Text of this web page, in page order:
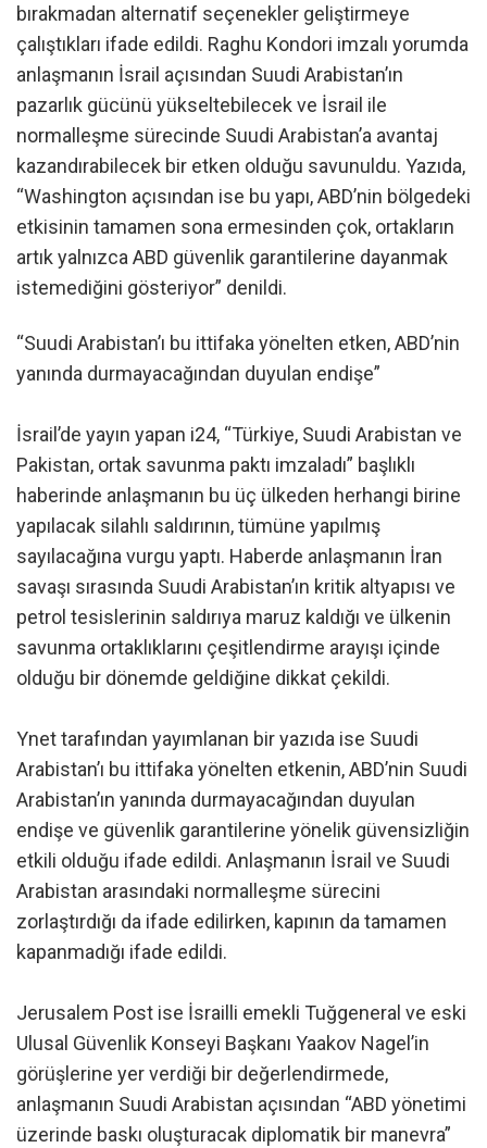
bırakmadan alternatif seçenekler geliştirmeye
çalıştıkları ifade edildi. Raghu Kondori imzalı yorumda
anlaşmanın İsrail açısından Suudi Arabistan’ın
pazarlık gücünü yükseltebilecek ve İsrail ile
normalleşme sürecinde Suudi Arabistan’a avantaj
kazandırabilecek bir etken olduğu savunuldu. Yazıda,
“Washington açısından ise bu yapı, ABD’nin bölgedeki
etkisinin tamamen sona ermesinden çok, ortakların
artık yalnızca ABD güvenlik garantilerine dayanmak
istemediğini gösteriyor” denildi.
“Suudi Arabistan’ı bu ittifaka yönelten etken, ABD’nin
yanında durmayacağından duyulan endişe”
İsrail’de yayın yapan i24, “Türkiye, Suudi Arabistan ve
Pakistan, ortak savunma paktı imzaladı” başlıklı
haberinde anlaşmanın bu üç ülkeden herhangi birine
yapılacak silahlı saldırının, tümüne yapılmış
sayılacağına vurgu yaptı. Haberde anlaşmanın İran
savaşı sırasında Suudi Arabistan’ın kritik altyapısı ve
petrol tesislerinin saldırıya maruz kaldığı ve ülkenin
savunma ortaklıklarını çeşitlendirme arayışı içinde
olduğu bir dönemde geldiğine dikkat çekildi.
Ynet tarafından yayımlanan bir yazıda ise Suudi
Arabistan’ı bu ittifaka yönelten etkenin, ABD’nin Suudi
Arabistan’ın yanında durmayacağından duyulan
endişe ve güvenlik garantilerine yönelik güvensizliğin
etkili olduğu ifade edildi. Anlaşmanın İsrail ve Suudi
Arabistan arasındaki normalleşme sürecini
zorlaştırdığı da ifade edilirken, kapının da tamamen
kapanmadığı ifade edildi.
Jerusalem Post ise İsrailli emekli Tuğgeneral ve eski
Ulusal Güvenlik Konseyi Başkanı Yaakov Nagel’in
görüşlerine yer verdiği bir değerlendirmede,
anlaşmanın Suudi Arabistan açısından “ABD yönetimi
üzerinde baskı oluşturacak diplomatik bir manevra”